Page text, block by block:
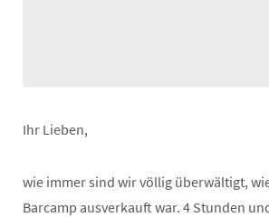
Ihr Lieben,
wie immer sind wir völlig überwältigt,
Barcamp ausverkauft war. 4 Stunden